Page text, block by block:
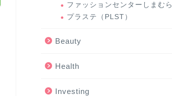
ファッションセンターしまむら
プラステ（PLST）
Beauty
Health
Investing